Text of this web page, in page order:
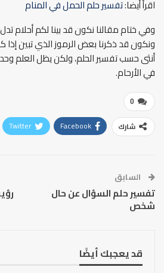
اقرأ أيضا:تفسير حلم الحمل في المنام
وفي ختام مقالنا نكون قد بينا لكم أحلام
ونكون قد ذكرنا بعض الرموز الذي تبين إذا
أنثى حسب تفسير الحلم، ولكن يظل العلم
في الأرحام.
0
شارك Facebook
Twitter
السابق
تفسير حلم السؤال عن حال
شخص
قد يعجبك أيضًا